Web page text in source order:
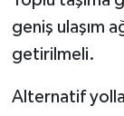
geniş ulaşım
getirilmeli.
Alternatif